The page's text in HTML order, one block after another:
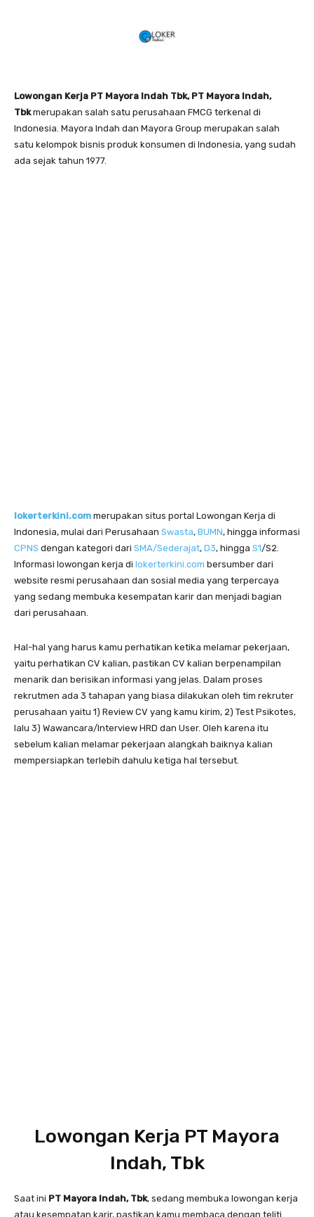
Lowongan Kerja PT Mayora Indah Tbk, PT Mayora Indah,
Tbkmerupakan salah satu perusahaan FMCG terkenal di
Indonesia. Mayora Indah dan Mayora Group merupakan salah
satu kelompok bisnis produk konsumen di Indonesia, yang sudah
ada sejak tahun 1977.
lokerterkini.com merupakan situs portal Lowongan Kerja di
Indonesia, mulai dari Perusahaan Swasta, BUMN, hingga informasi
CPNS dengan kategori dari SMA/Sederajat, D3, hingga S1/S2.
Informasi lowongan kerja di lokerterkini.com bersumber dari
website resmi perusahaan dan sosial media yang terpercaya
yang sedang membuka kesempatan karir dan menjadi bagian
dari perusahaan.
Hal-hal yang harus kamu perhatikan ketika melamar pekerjaan,
yaitu perhatikan CV kalian, pastikan CV kalian berpenampilan
menarik dan berisikan informasi yang jelas. Dalam proses
rekrutmen ada 3 tahapan yang biasa dilakukan oleh tim rekruter
perusahaan yaitu 1) Review CV yang kamu kirim, 2) Test Psikotes,
lalu 3) Wawancara/Interview HRD dan User. Oleh karena itu
sebelum kalian melamar pekerjaan alangkah baiknya kalian
mempersiapkan terlebih dahulu ketiga hal tersebut.
Lowongan Kerja PT Mayora
Indah, Tbk
Saat ini PT Mayora Indah, Tbk, sedang membuka lowongan kerja
atau kesempatan karir, pastikan kamu membaca dengan teliti